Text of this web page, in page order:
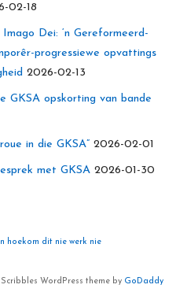
02-18
Dei: ‘n Gereformeerd-
progressiewe opvattings
2026-02-13
GKSA opskorting van bande
in die GKSA” 2026-02-01
met GKSA 2026-01-30
hoekom dit nie werk nie
WordPress theme by GoDaddy